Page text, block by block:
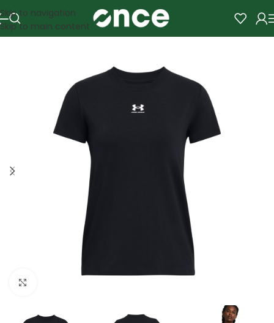
Skip to navigation
Skip to main content